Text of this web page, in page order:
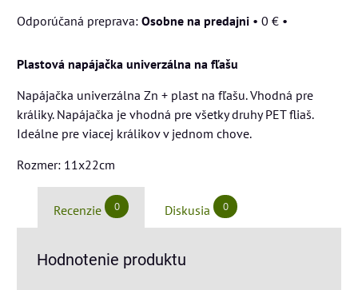
Osobne na predajni • 0 € •
Plastová napájačka univerzálna na fľašu
Napájačka univerzálna Zn + plast na fľašu. Vhodná pre
králiky. Napájačka je vhodná pre všetky druhy PET fliaš.
Ideálne pre viacej králikov v jednom chove.
Rozmer: 11x22cm
Recenzie 0 Diskusia 0
Hodnotenie produktu